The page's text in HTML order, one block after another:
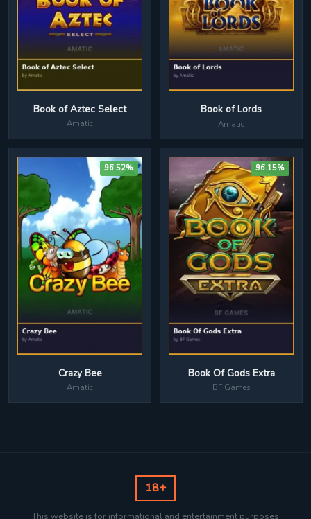
Book of Aztec Select
Amatic
Book of Lords
Amatic
96.52%
Crazy Bee
Amatic
96.15%
Book Of Gods Extra
BF Games
18+
This website is for informational and entertainment purposes